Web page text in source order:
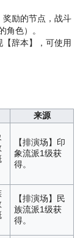
奖励的节点，战斗
角色）。
辞本】，可使用
来源
【排演场】印
象流派1级获
得。
【排演场】民
族流派1级获
得。